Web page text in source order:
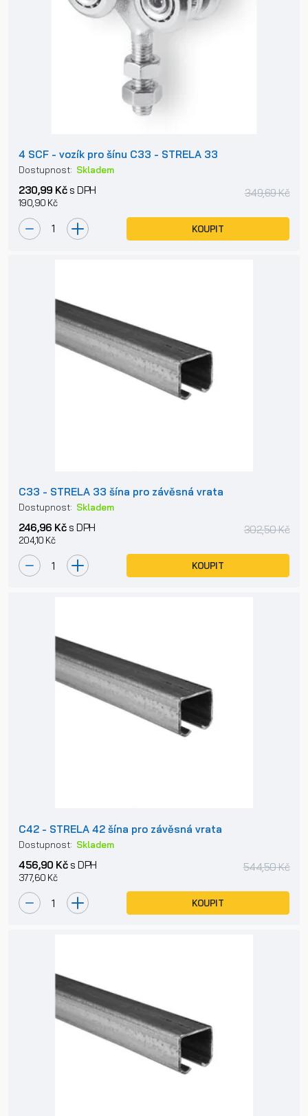
4 SCF - vozík pro šínu C33 - STRELA 33
Dostupnost: Skladem
230,99 Kčs DPH
190,90 Kč
349,69 Kč
KOUPIT
C33 - STRELA 33 šína pro závěsná vrata
Dostupnost: Skladem
246,96 Kčs DPH
204,10 Kč
302,50 Kč
KOUPIT
C42 - STRELA 42 šína pro závěsná vrata
Dostupnost: Skladem
456,90 Kčs DPH
377,60 Kč
544,50 Kč
KOUPIT